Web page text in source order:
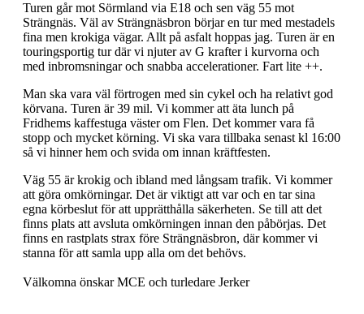
Turen går mot Sörmland via E18 och sen väg 55 mot
Strängnäs. Väl av Strängnäsbron börjar en tur med mestadels
fina men krokiga vägar. Allt på asfalt hoppas jag. Turen är en
touringsportig tur där vi njuter av G krafter i kurvorna och
med inbromsningar och snabba accelerationer. Fart lite ++.
Man ska vara väl förtrogen med sin cykel och ha relativt god
körvana. Turen är 39 mil. Vi kommer att äta lunch på
Fridhems kaffestuga väster om Flen. Det kommer vara få
stopp och mycket körning. Vi ska vara tillbaka senast kl 16:00
så vi hinner hem och svida om innan kräftfesten.
Väg 55 är krokig och ibland med långsam trafik. Vi kommer
att göra omkörningar. Det är viktigt att var och en tar sina
egna körbeslut för att upprätthålla säkerheten. Se till att det
finns plats att avsluta omkörningen innan den påbörjas. Det
finns en rastplats strax före Strängnäsbron, där kommer vi
stanna för att samla upp alla om det behövs.
Välkomna önskar MCE och turledare Jerker